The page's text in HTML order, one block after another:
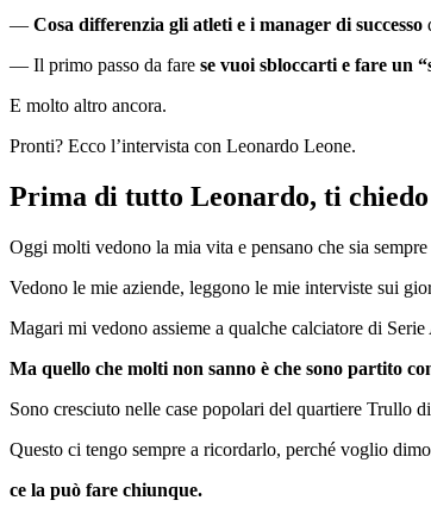
— Cosa differenzia gli atleti e i manager di successo
— Il primo passo da fare se vuoi sbloccarti e fare un
E molto altro ancora.
Pronti? Ecco l’intervista con Leonardo Leone.
Prima di tutto Leonardo, ti
Oggi molti vedono la mia vita e pensano che sia sempre
Vedono le mie aziende, leggono le mie interviste sui
Magari mi vedono assieme a qualche calciatore di
Ma quello che molti non sanno è che sono partito
Sono cresciuto nelle case popolari del quartiere Trullo
Questo ci tengo sempre a ricordarlo, perché voglio
ce la può fare chiunque.